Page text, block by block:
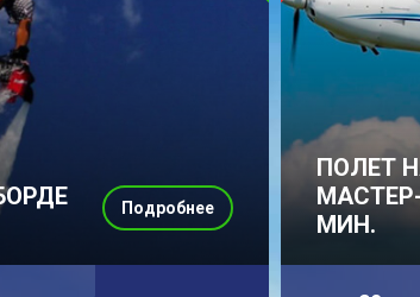
Подробнее
ПОЛЕТ
МИН.